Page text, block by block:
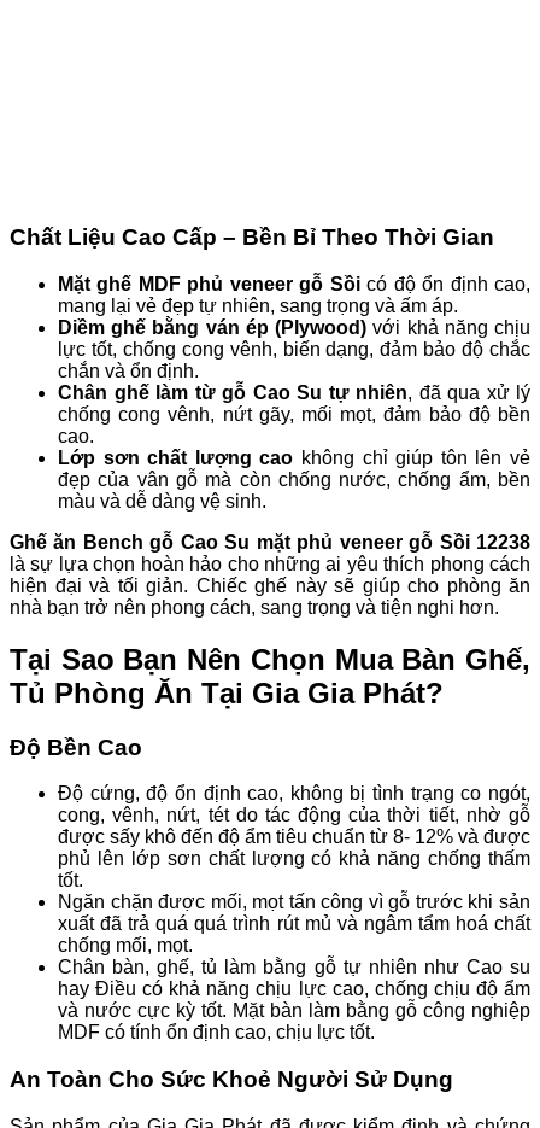
Chất Liệu Cao Cấp – Bền Bỉ Theo Thời Gian
Mặt ghế MDF phủ veneer gỗ Sồicó độ ổn định cao,
mang lại vẻ đẹp tự nhiên, sang trọng và ấm áp.
Diềm ghế bằng ván ép (Plywood) với khả năng chịu
lực tốt, chống cong vênh, biến dạng, đảm bảo độ chắc
chắn và ổn định.
Chân ghế làm từ gỗ Cao Su tự nhiên, đã qua xử lý
chống cong vênh, nứt gãy, mối mọt, đảm bảo độ bền
cao.
Lớp sơn chất lượng cao không chỉ giúp tôn lên vẻ
đẹp của vân gỗ mà còn chống nước, chống ẩm, bền
màu và dễ dàng vệ sinh.
Ghế ăn Bench gỗ Cao Su mặt phủ veneer gỗ Sồi 12238
là sự lựa chọn hoàn hảo cho những ai yêu thích phong cách
hiện đại và tối giản. Chiếc ghế này sẽ giúp cho phòng ăn
nhà bạn trở nên phong cách, sang trọng và tiện nghi hơn.
Tại Sao Bạn Nên Chọn Mua Bàn Ghế,
Tủ Phòng Ăn Tại Gia Gia Phát?
Độ Bền Cao
Độ cứng, độ ổn định cao, không bị tình trạng co ngót,
cong, vênh, nứt, tét do tác động của thời tiết, nhờ gỗ
được sấy khô đến độ ẩm tiêu chuẩn từ 8- 12% và được
phủ lên lớp sơn chất lượng có khả năng chống thấm
tốt.
Ngăn chặn được mối, mọt tấn công vì gỗ trước khi sản
xuất đã trả quá quá trình rút mủ và ngâm tẩm hoá chất
chống mối, mọt.
Chân bàn, ghế, tủ làm bằng gỗ tự nhiên như Cao su
hay Điều có khả năng chịu lực cao, chống chịu độ ẩm
và nước cực kỳ tốt. Mặt bàn làm bằng gỗ công nghiệp
MDF có tính ổn định cao, chịu lực tốt.
An Toàn Cho Sức Khoẻ Người Sử Dụng